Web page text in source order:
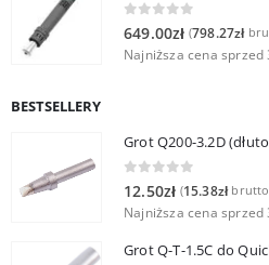
649.00zł (798.27zł
Najniższa cena sprzed
BESTSELLERY
Grot Q200-3.2D
0out of 5
12.50zł (15.38zł
Najniższa cena sprzed